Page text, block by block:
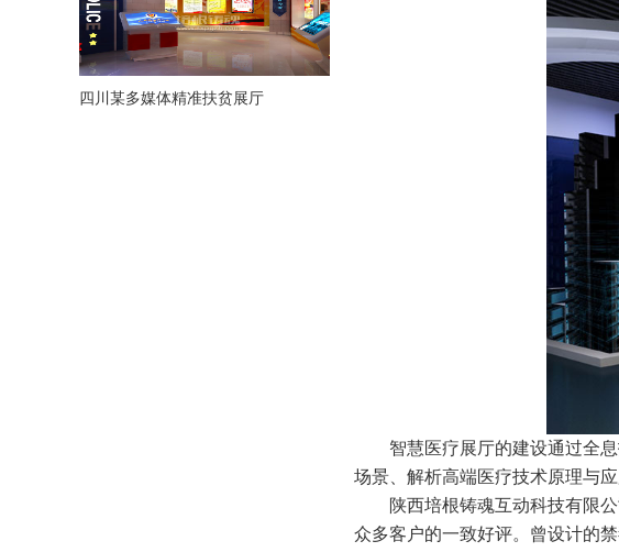
四川某多媒体精准扶贫展厅
智慧医疗展厅的建设通过全
场景、解析高端医疗技术原理与
陕西培根铸魂互动科技有限
众多客户的一致好评。曾设计的禁